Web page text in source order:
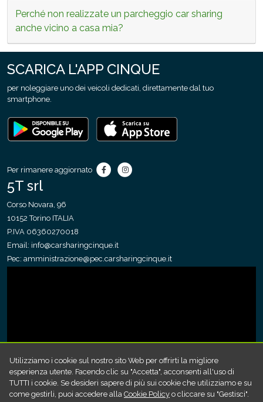
Perché non realizzate un parcheggio car sharing
anche vicino a casa mia?
SCARICA L'APP CINQUE
per noleggiare uno dei veicoli dedicati, direttamente dal tuo
smartphone.
Per rimanere aggiornato
5T srl
Corso Novara, 96
10152 Torino ITALIA
P.IVA 06360270018
Email: info@carsharingcinque.it
Pec: amministrazione@pec.carsharingcinque.it
Utilizziamo i cookie sul nostro sito Web per offrirti la migliore
esperienza utente. Facendo clic su "Accetta", acconsenti all'uso di
TUTTI i cookie. Se desideri sapere di più sui cookie che utilizziamo e su
come gestirli, puoi accedere alla Cookie Policy o cliccare su "Gestisci".